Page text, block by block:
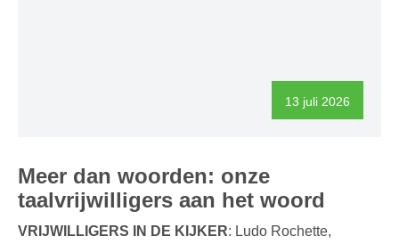
13 juli 2026
Meer dan woorden: onze
taalvrijwilligers aan het woord
VRIJWILLIGERS IN DE KIJKER: Ludo Rochette,